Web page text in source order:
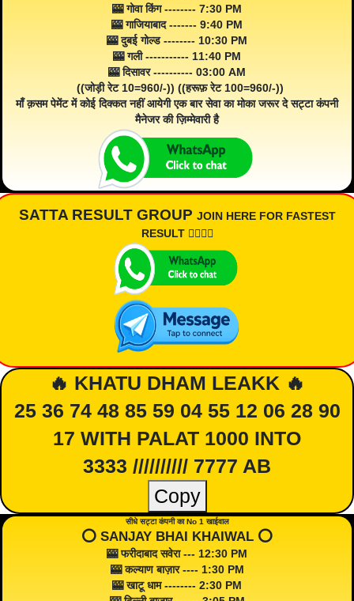
🎰 गोवा किंग -------- 7:30 PM
🎰 गाजियाबाद ------- 9:40 PM
🎰 दुबई गोल्ड -------- 10:30 PM
🎰 गली ----------- 11:40 PM
🎰 दिसावर ---------- 03:00 AM
((जोड़ी रेट 10=960/-)) ((हरूफ़ रेट 100=960/-))
माँ क़सम पेमेंट में कोई दिक्कत नहीं आयेगी एक बार सेवा का मोका जरूर दे सट्टा कंपनी
मैनेजर की ज़िम्मेवारी है
SATTA RESULT GROUP JOIN HERE FOR FASTEST
RESULT 👇🏾👇🏾
🔥 KHATU DHAM LEAKK 🔥
25 36 74 48 85 59 04 55 12 06 28 90
17 WITH PALAT 1000 INTO
3333 ////////// 7777 AB
Copy
सीधे सट्टा कंपनी का No 1 खाईवाल
⭕️ SANJAY BHAI KHAIWAL ⭕️
🎰 फरीदाबाद सवेरा --- 12:30 PM
🎰 कल्याण बाज़ार ---- 1:30 PM
🎰 खाटू धाम -------- 2:30 PM